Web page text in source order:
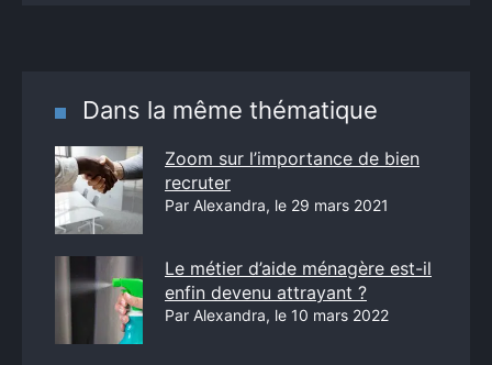
Dans la même thématique
Zoom sur l’importance de bien
recruter
Par Alexandra, le 29 mars 2021
Le métier d’aide ménagère est-il
enfin devenu attrayant ?
Par Alexandra, le 10 mars 2022